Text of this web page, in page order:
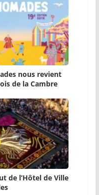
nous revient
de la Cambre
de l’Hôtel de Ville